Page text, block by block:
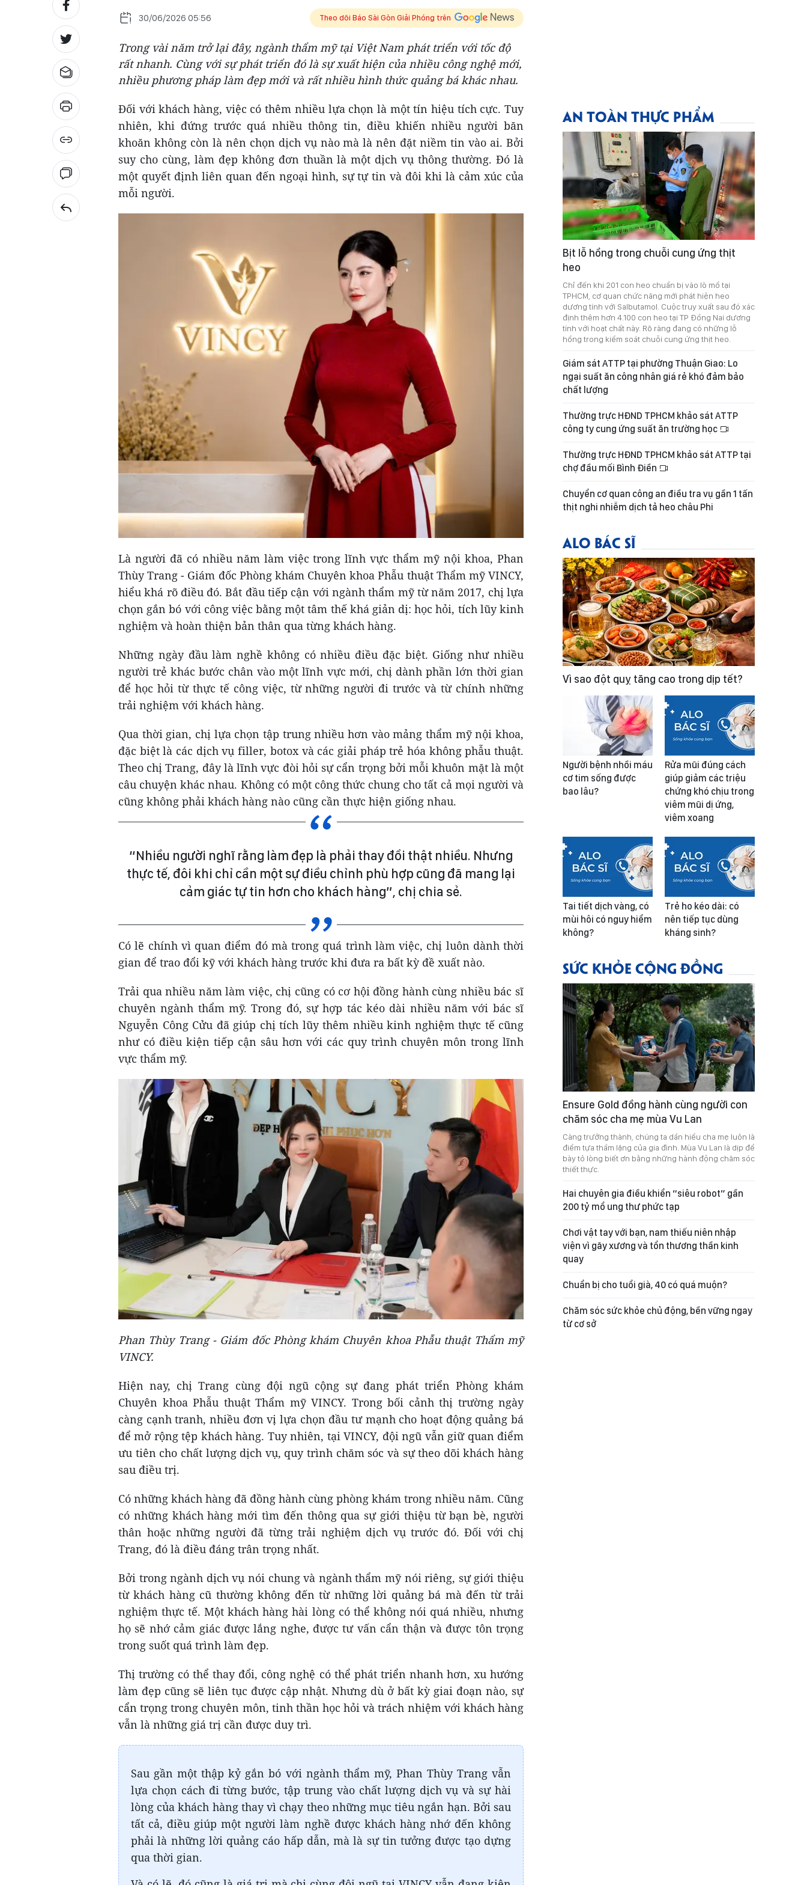
30/06/2026 05:56 Theo dõi Báo Sài Gòn Giải Phóng trên
Trong vài năm trở lại đây, ngành thẩm mỹ tại Việt Nam phát triển với tốc độ
rất nhanh. Cùng với sự phát triển đó là sự xuất hiện của nhiều công nghệ mới,
nhiều phương pháp làm đẹp mới và rất nhiều hình thức quảng bá khác nhau.
Đối với khách hàng, việc có thêm nhiều lựa chọn là một tín hiệu tích cực. Tuy
nhiên, khi đứng trước quá nhiều thông tin, điều khiến nhiều người băn
khoăn không còn là nên chọn dịch vụ nào mà là nên đặt niềm tin vào ai. Bởi
suy cho cùng, làm đẹp không đơn thuần là một dịch vụ thông thường. Đó là
một quyết định liên quan đến ngoại hình, sự tự tin và đôi khi là cảm xúc của
mỗi người.
Là người đã có nhiều năm làm việc trong lĩnh vực thẩm mỹ nội khoa, Phan
Thùy Trang - Giám đốc Phòng khám Chuyên khoa Phẫu thuật Thẩm mỹ VINCY,
hiểu khá rõ điều đó. Bắt đầu tiếp cận với ngành thẩm mỹ từ năm 2017, chị lựa
chọn gắn bó với công việc bằng một tâm thế khá giản dị: học hỏi, tích lũy kinh
nghiệm và hoàn thiện bản thân qua từng khách hàng.
Những ngày đầu làm nghề không có nhiều điều đặc biệt. Giống như nhiều
người trẻ khác bước chân vào một lĩnh vực mới, chị dành phần lớn thời gian
để học hỏi từ thực tế công việc, từ những người đi trước và từ chính những
trải nghiệm với khách hàng.
Qua thời gian, chị lựa chọn tập trung nhiều hơn vào mảng thẩm mỹ nội khoa,
đặc biệt là các dịch vụ filler, botox và các giải pháp trẻ hóa không phẫu thuật.
Theo chị Trang, đây là lĩnh vực đòi hỏi sự cẩn trọng bởi mỗi khuôn mặt là một
câu chuyện khác nhau. Không có một công thức chung cho tất cả mọi người và
cũng không phải khách hàng nào cũng cần thực hiện giống nhau.
“Nhiều người nghĩ rằng làm đẹp là phải thay đổi thật nhiều. Nhưng
thực tế, đôi khi chỉ cần một sự điều chỉnh phù hợp cũng đã mang lại
cảm giác tự tin hơn cho khách hàng”, chị chia sẻ.
Có lẽ chính vì quan điểm đó mà trong quá trình làm việc, chị luôn dành thời
gian để trao đổi kỹ với khách hàng trước khi đưa ra bất kỳ đề xuất nào.
Trải qua nhiều năm làm việc, chị cũng có cơ hội đồng hành cùng nhiều bác sĩ
chuyên ngành thẩm mỹ. Trong đó, sự hợp tác kéo dài nhiều năm với bác sĩ
Nguyễn Công Cửu đã giúp chị tích lũy thêm nhiều kinh nghiệm thực tế cũng
như có điều kiện tiếp cận sâu hơn với các quy trình chuyên môn trong lĩnh
vực thẩm mỹ.
Phan Thùy Trang - Giám đốc Phòng khám Chuyên khoa Phẫu thuật Thẩm mỹ
VINCY.
Hiện nay, chị Trang cùng đội ngũ cộng sự đang phát triển Phòng khám
Chuyên khoa Phẫu thuật Thẩm mỹ VINCY. Trong bối cảnh thị trường ngày
càng cạnh tranh, nhiều đơn vị lựa chọn đầu tư mạnh cho hoạt động quảng bá
để mở rộng tệp khách hàng. Tuy nhiên, tại VINCY, đội ngũ vẫn giữ quan điểm
ưu tiên cho chất lượng dịch vụ, quy trình chăm sóc và sự theo dõi khách hàng
sau điều trị.
Có những khách hàng đã đồng hành cùng phòng khám trong nhiều năm. Cũng
có những khách hàng mới tìm đến thông qua sự giới thiệu từ bạn bè, người
thân hoặc những người đã từng trải nghiệm dịch vụ trước đó. Đối với chị
Trang, đó là điều đáng trân trọng nhất.
Bởi trong ngành dịch vụ nói chung và ngành thẩm mỹ nói riêng, sự giới thiệu
từ khách hàng cũ thường không đến từ những lời quảng bá mà đến từ trải
nghiệm thực tế. Một khách hàng hài lòng có thể không nói quá nhiều, nhưng
họ sẽ nhớ cảm giác được lắng nghe, được tư vấn cẩn thận và được tôn trọng
trong suốt quá trình làm đẹp.
Thị trường có thể thay đổi, công nghệ có thể phát triển nhanh hơn, xu hướng
làm đẹp cũng sẽ liên tục được cập nhật. Nhưng dù ở bất kỳ giai đoạn nào, sự
cẩn trọng trong chuyên môn, tinh thần học hỏi và trách nhiệm với khách hàng
vẫn là những giá trị cần được duy trì.
Sau gần một thập kỷ gắn bó với ngành thẩm mỹ, Phan Thùy Trang vẫn
lựa chọn cách đi từng bước, tập trung vào chất lượng dịch vụ và sự hài
lòng của khách hàng thay vì chạy theo những mục tiêu ngắn hạn. Bởi sau
tất cả, điều giúp một người làm nghề được khách hàng nhớ đến không
phải là những lời quảng cáo hấp dẫn, mà là sự tin tưởng được tạo dựng
qua thời gian.
AN TOÀN THỰC PHẨM
Bịt lỗ hổng trong chuỗi cung ứng thịt
heo
Chỉ đến khi 201 con heo chuẩn bị vào lò mổ tại
TPHCM, cơ quan chức năng mới phát hiện heo
dương tính với Salbutamol. Cuộc truy xuất sau đó xác
định thêm hơn 4.100 con heo tại TP Đồng Nai dương
tính với hoạt chất này. Rõ ràng đang có những lỗ
hổng trong kiểm soát chuỗi cung ứng thịt heo.
Giám sát ATTP tại phường Thuận Giao: Lo
ngại suất ăn công nhân giá rẻ khó đảm bảo
chất lượng
Thường trực HĐND TPHCM khảo sát ATTP
công ty cung ứng suất ăn trường học
Thường trực HĐND TPHCM khảo sát ATTP tại
chợ đầu mối Bình Điền
Chuyển cơ quan công an điều tra vụ gần 1 tấn
thịt nghi nhiễm dịch tả heo châu Phi
ALO BÁC SĨ
Vì sao đột quỵ tăng cao trong dịp tết?
Người bệnh nhồi máu
cơ tim sống được
bao lâu?
Rửa mũi đúng cách
giúp giảm các triệu
chứng khó chịu trong
viêm mũi dị ứng,
viêm xoang
Tai tiết dịch vàng, có
mùi hôi có nguy hiểm
không?
Trẻ ho kéo dài: có
nên tiếp tục dùng
kháng sinh?
SỨC KHỎE CỘNG ĐỒNG
Ensure Gold đồng hành cùng người con
chăm sóc cha mẹ mùa Vu Lan
Càng trưởng thành, chúng ta dần hiểu cha mẹ luôn là
điểm tựa thầm lặng của gia đình. Mùa Vu Lan là dịp để
bày tỏ lòng biết ơn bằng những hành động chăm sóc
thiết thực.
Hai chuyên gia điều khiển “siêu robot” gần
200 tỷ mổ ung thư phức tạp
Chơi vật tay với bạn, nam thiếu niên nhập
viện vì gãy xương và tổn thương thần kinh
quay
Chuẩn bị cho tuổi già, 40 có quá muộn?
Chăm sóc sức khỏe chủ động, bền vững ngay
từ cơ sở